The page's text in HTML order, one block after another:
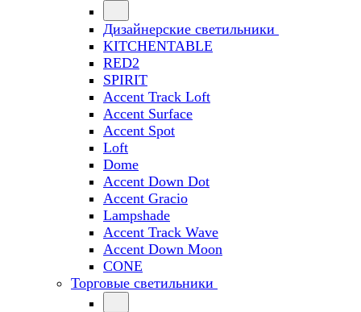
Дизайнерские светильники
KITCHENTABLE
RED2
SPIRIT
Accent Track Loft
Accent Surface
Accent Spot
Loft
Dome
Accent Down Dot
Accent Gracio
Lampshade
Accent Track Wave
Accent Down Moon
CONE
Торговые светильники